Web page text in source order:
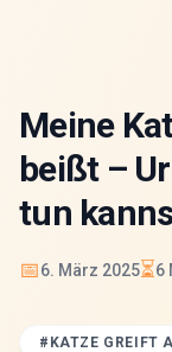
Meine
beißt –
tun
📅6. März 2025⏳6
# KATZE GREIFT